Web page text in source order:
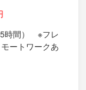
時間） ※フレ
ートワークあ